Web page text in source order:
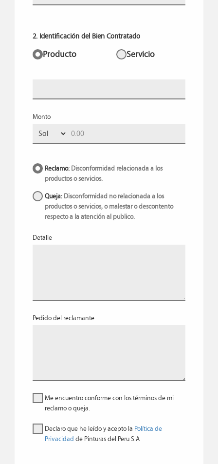
2. Identificación del Bien Contratado
Producto Servicio
Monto
Reclamo: Disconformidad relacionada a los
productos o servicios.
Queja: Disconformidad no relacionada a los
productos o servicios, o malestar o descontento
respecto a la atención al publico.
Detalle
Pedido del reclamante
Me encuentro conforme con los términos de mi
reclamo o queja.
Declaro que he leído y acepto la Política de
Privacidad de Pinturas del Peru S.A